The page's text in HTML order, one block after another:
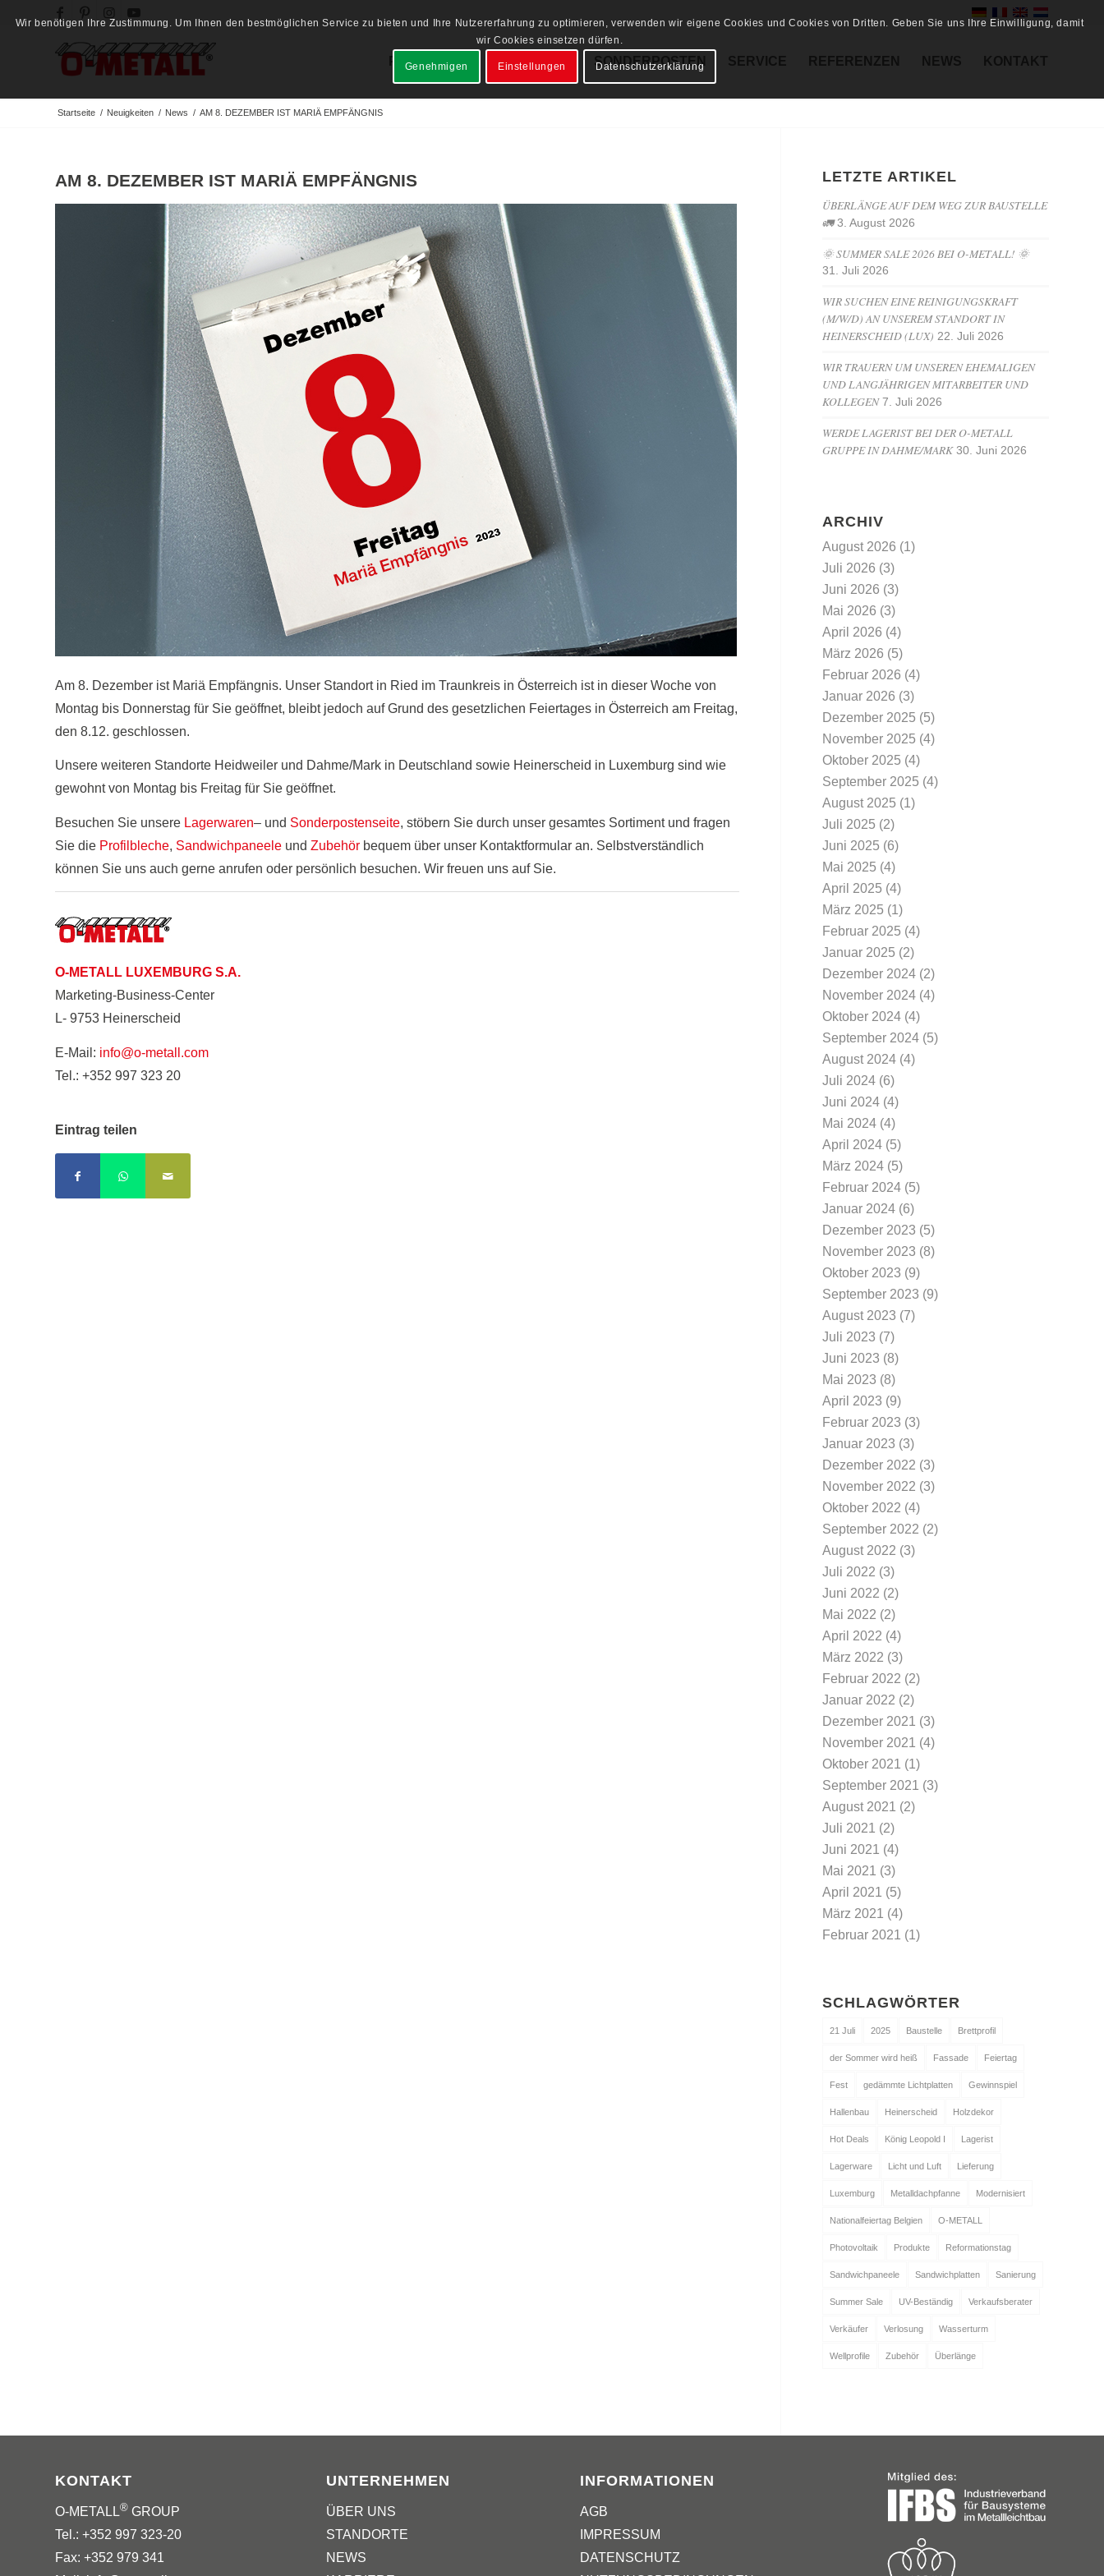
PRODUKTE LAGERWARE SONDERPOSTEN SERVICE REFERENZEN NEWS KONTAKT
Startseite / Neuigkeiten / News / AM 8. DEZEMBER IST MARIÄ EMPFÄNGNIS
AM 8. DEZEMBER IST MARIÄ EMPFÄNGNIS
Am 8. Dezember ist Mariä Empfängnis. Unser Standort in Ried im Traunkreis in Österreich ist in dieser Woche von
Montag bis Donnerstag für Sie geöffnet, bleibt jedoch auf Grund des gesetzlichen Feiertages in Österreich am Freitag,
den 8.12. geschlossen.
Unsere weiteren Standorte Heidweiler und Dahme/Mark in Deutschland sowie Heinerscheid in Luxemburg sind wie
gewohnt von Montag bis Freitag für Sie geöffnet.
Besuchen Sie unsere Lagerwaren– und Sonderpostenseite, stöbern Sie durch unser gesamtes Sortiment und fragen
Sie die Profilbleche, Sandwichpaneele und Zubehör bequem über unser Kontaktformular an. Selbstverständlich
können Sie uns auch gerne anrufen oder persönlich besuchen. Wir freuen uns auf Sie.
O-METALL LUXEMBURG S.A.
Marketing-Business-Center
L- 9753 Heinerscheid
E-Mail: info@o-metall.com
Tel.: +352 997 323 20
Eintrag teilen
LETZTE ARTIKEL
ÜBERLÄNGE AUF DEM WEG ZUR BAUSTELLE
🚛 3. August 2026
🌞 SUMMER SALE 2026 BEI O-METALL! 🌞
31. Juli 2026
WIR SUCHEN EINE REINIGUNGSKRAFT
(M/W/D) AN UNSEREM STANDORT IN
HEINERSCHEID (LUX) 22. Juli 2026
WIR TRAUERN UM UNSEREN EHEMALIGEN
UND LANGJÄHRIGEN MITARBEITER UND
KOLLEGEN 7. Juli 2026
WERDE LAGERIST BEI DER O-METALL
GRUPPE IN DAHME/MARK 30. Juni 2026
ARCHIV
August 2026 (1)
Juli 2026 (3)
Juni 2026 (3)
Mai 2026 (3)
April 2026 (4)
März 2026 (5)
Februar 2026 (4)
Januar 2026 (3)
Dezember 2025 (5)
November 2025 (4)
Oktober 2025 (4)
September 2025 (4)
August 2025 (1)
Juli 2025 (2)
Juni 2025 (6)
Mai 2025 (4)
April 2025 (4)
März 2025 (1)
Februar 2025 (4)
Januar 2025 (2)
Dezember 2024 (2)
November 2024 (4)
Oktober 2024 (4)
September 2024 (5)
August 2024 (4)
Juli 2024 (6)
Juni 2024 (4)
Mai 2024 (4)
April 2024 (5)
März 2024 (5)
Februar 2024 (5)
Januar 2024 (6)
Dezember 2023 (5)
November 2023 (8)
Oktober 2023 (9)
September 2023 (9)
August 2023 (7)
Juli 2023 (7)
Juni 2023 (8)
Mai 2023 (8)
April 2023 (9)
Februar 2023 (3)
Januar 2023 (3)
Dezember 2022 (3)
November 2022 (3)
Oktober 2022 (4)
September 2022 (2)
August 2022 (3)
Juli 2022 (3)
Juni 2022 (2)
Mai 2022 (2)
April 2022 (4)
März 2022 (3)
Februar 2022 (2)
Januar 2022 (2)
Dezember 2021 (3)
November 2021 (4)
Oktober 2021 (1)
September 2021 (3)
August 2021 (2)
Juli 2021 (2)
Juni 2021 (4)
Mai 2021 (3)
April 2021 (5)
März 2021 (4)
Februar 2021 (1)
SCHLAGWÖRTER
21 Juli 2025 Baustelle Brettprofil
der Sommer wird heiß Fassade Feiertag
Fest gedämmte Lichtplatten Gewinnspiel
Hallenbau Heinerscheid Holzdekor
Hot Deals König Leopold I Lagerist
Lagerware Licht und Luft Lieferung
Luxemburg Metalldachpfanne Modernisiert
Nationalfeiertag Belgien O-METALL
Photovoltaik Produkte Reformationstag
Sandwichpaneele Sandwichplatten Sanierung
Summer Sale UV-Beständig Verkaufsberater
Verkäufer Verlosung Wasserturm
Wellprofile Zubehör Überlänge
KONTAKT
O-METALL® GROUP
Tel.: +352 997 323-20
Fax: +352 979 341
UNTERNEHMEN
ÜBER UNS
STANDORTE
NEWS
INFORMATIONEN
AGB
IMPRESSUM
DATENSCHUTZ
Wir benötigen Ihre Zustimmung. Um Ihnen den bestmöglichen Service zu bieten und Ihre Nutzererfahrung zu optimieren, verwenden wir eigene Cookies und Cookies von Dritten. Geben Sie uns Ihre Einwilligung, damit
wir Cookies einsetzen dürfen.
Genehmigen Einstellungen Datenschutzerklärung